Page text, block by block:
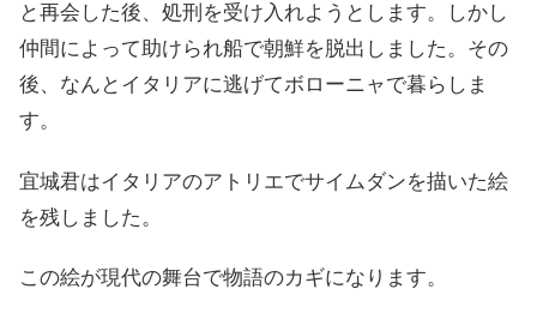
と再会した後、処刑を受け入れようとします。しかし
仲間によって助けられ船で朝鮮を脱出しました。その
後、なんとイタリアに逃げてボローニャで暮らしま
す。
宜城君はイタリアのアトリエでサイムダンを描いた絵
を残しました。
この絵が現代の舞台で物語のカギになります。